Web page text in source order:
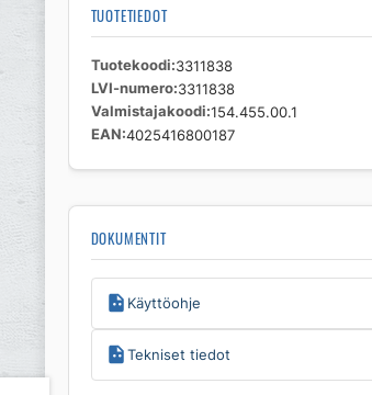
TUOTETIEDOT
Tuotekoodi 3311838
LVI-numero 3311838
Valmistajakoodi 154.455.00.1
EAN 4025416800187
DOKUMENTIT
Käyttöohje
Tekniset tiedot